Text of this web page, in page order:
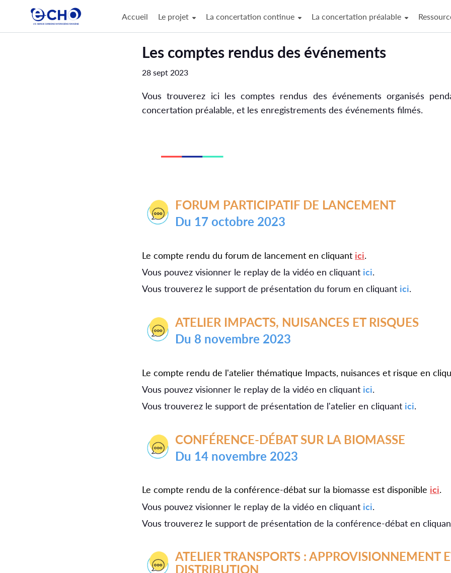
Accueil Le projet La concertation continue La concertation préalable
Les comptes rendus des événements
28 sept 2023
Vous trouverez ici les comptes rendus des événements organisés
concertation préalable, et les enregistrements des
FORUM PARTICIPATIF DE LANCEMENT
du 17 octobre 2023
Le compte rendu du forum de lancement en cliquant ici.
Vous pouvez visionner le replay de la vidéo en cliquant ici.
Vous trouverez le support de présentation du forum en cliquant ici.
ATELIER IMPACTS, NUISANCES ET RISQUES
du 8 novembre 2023
Le compte rendu de l'atelier thématique Impacts, nuisances et risque en
Vous pouvez visionner le replay de la vidéo en cliquant ici.
Vous trouverez le support de présentation de l'atelier en cliquant ici.
CONFÉRENCE-DÉBAT SUR LA BIOMASSE
du 14 novembre 2023
Le compte rendu de la conférence-débat sur la biomasse est disponible ici.
Vous pouvez visionner le replay de la vidéo en cliquant ici.
Vous trouverez le support de présentation de la conférence-débat en
ATELIER TRANSPORTS : APPROVISIONNEMENT ET
DISTRIBUTION